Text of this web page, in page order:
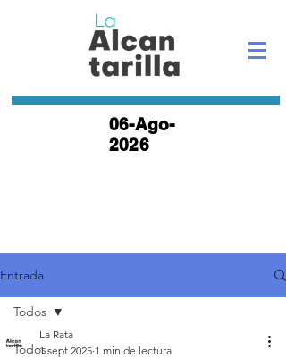
06-Ago-
2026
Entrada
Todos
Todos
La Rata
1 sept 2025 1 min de lectura